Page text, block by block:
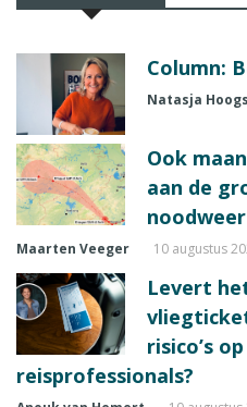
Column:
Natasja
Ook
aan de
noodweer
Maarten Veeger 10 augustus
Levert
risico’s
reisprofessionals?